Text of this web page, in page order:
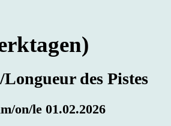
des Pis­tes
on/le 01.02.2026